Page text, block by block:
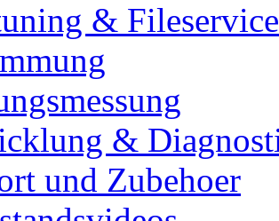
& Fileservice
&
und Zubehoer